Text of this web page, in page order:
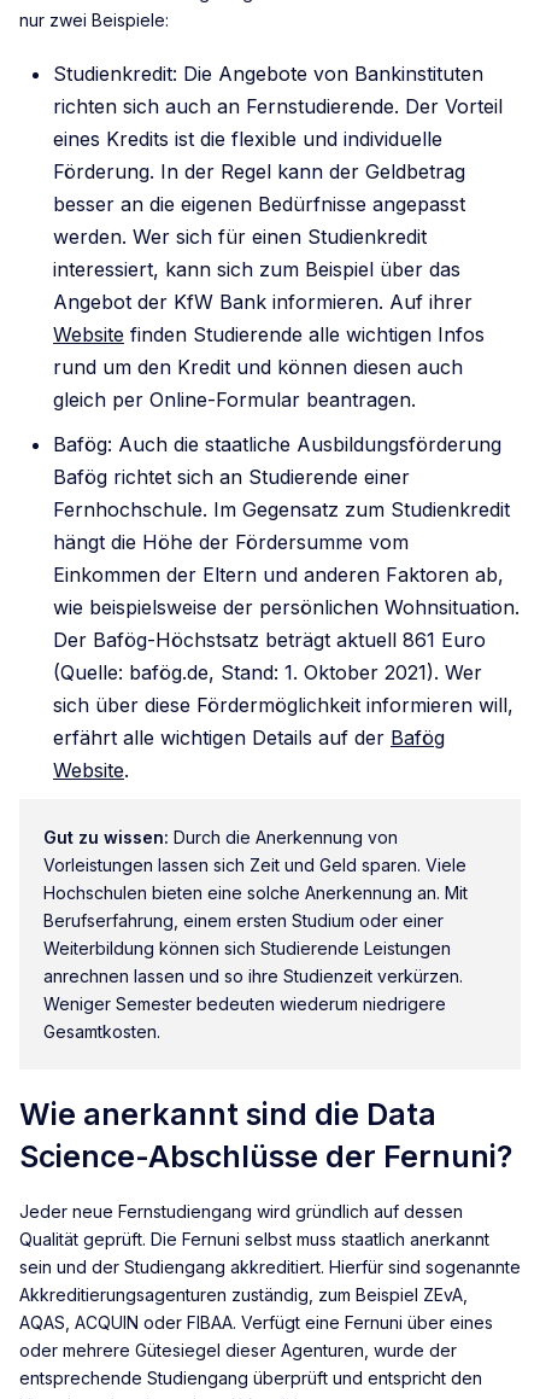
nur zwei Beispiele:
Studienkredit: Die Angebote von Bankinstituten
richten sich auch an Fernstudierende. Der Vorteil
eines Kredits ist die flexible und individuelle
Förderung. In der Regel kann der Geldbetrag
besser an die eigenen Bedürfnisse angepasst
werden. Wer sich für einen Studienkredit
interessiert, kann sich zum Beispiel über das
Angebot der KfW Bank informieren. Auf ihrer
Website finden Studierende alle wichtigen Infos
rund um den Kredit und können diesen auch
gleich per Online-Formular beantragen.
Bafög: Auch die staatliche Ausbildungsförderung
Bafög richtet sich an Studierende einer
Fernhochschule. Im Gegensatz zum Studienkredit
hängt die Höhe der Fördersumme vom
Einkommen der Eltern und anderen Faktoren ab,
wie beispielsweise der persönlichen Wohnsituation.
Der Bafög-Höchstsatz beträgt aktuell 861 Euro
(Quelle: bafög.de, Stand: 1. Oktober 2021). Wer
sich über diese Fördermöglichkeit informieren will,
erfährt alle wichtigen Details auf der Bafög
Website.
Gut zu wissen: Durch die Anerkennung von
Vorleistungen lassen sich Zeit und Geld sparen. Viele
Hochschulen bieten eine solche Anerkennung an. Mit
Berufserfahrung, einem ersten Studium oder einer
Weiterbildung können sich Studierende Leistungen
anrechnen lassen und so ihre Studienzeit verkürzen.
Weniger Semester bedeuten wiederum niedrigere
Gesamtkosten.
Wie anerkannt sind die Data
Science-Abschlüsse der Fernuni?
Jeder neue Fernstudiengang wird gründlich auf dessen
Qualität geprüft. Die Fernuni selbst muss staatlich anerkannt
sein und der Studiengang akkreditiert. Hierfür sind sogenannte
Akkreditierungsagenturen zuständig, zum Beispiel ZEvA,
AQAS, ACQUIN oder FIBAA. Verfügt eine Fernuni über eines
oder mehrere Gütesiegel dieser Agenturen, wurde der
entsprechende Studiengang überprüft und entspricht den